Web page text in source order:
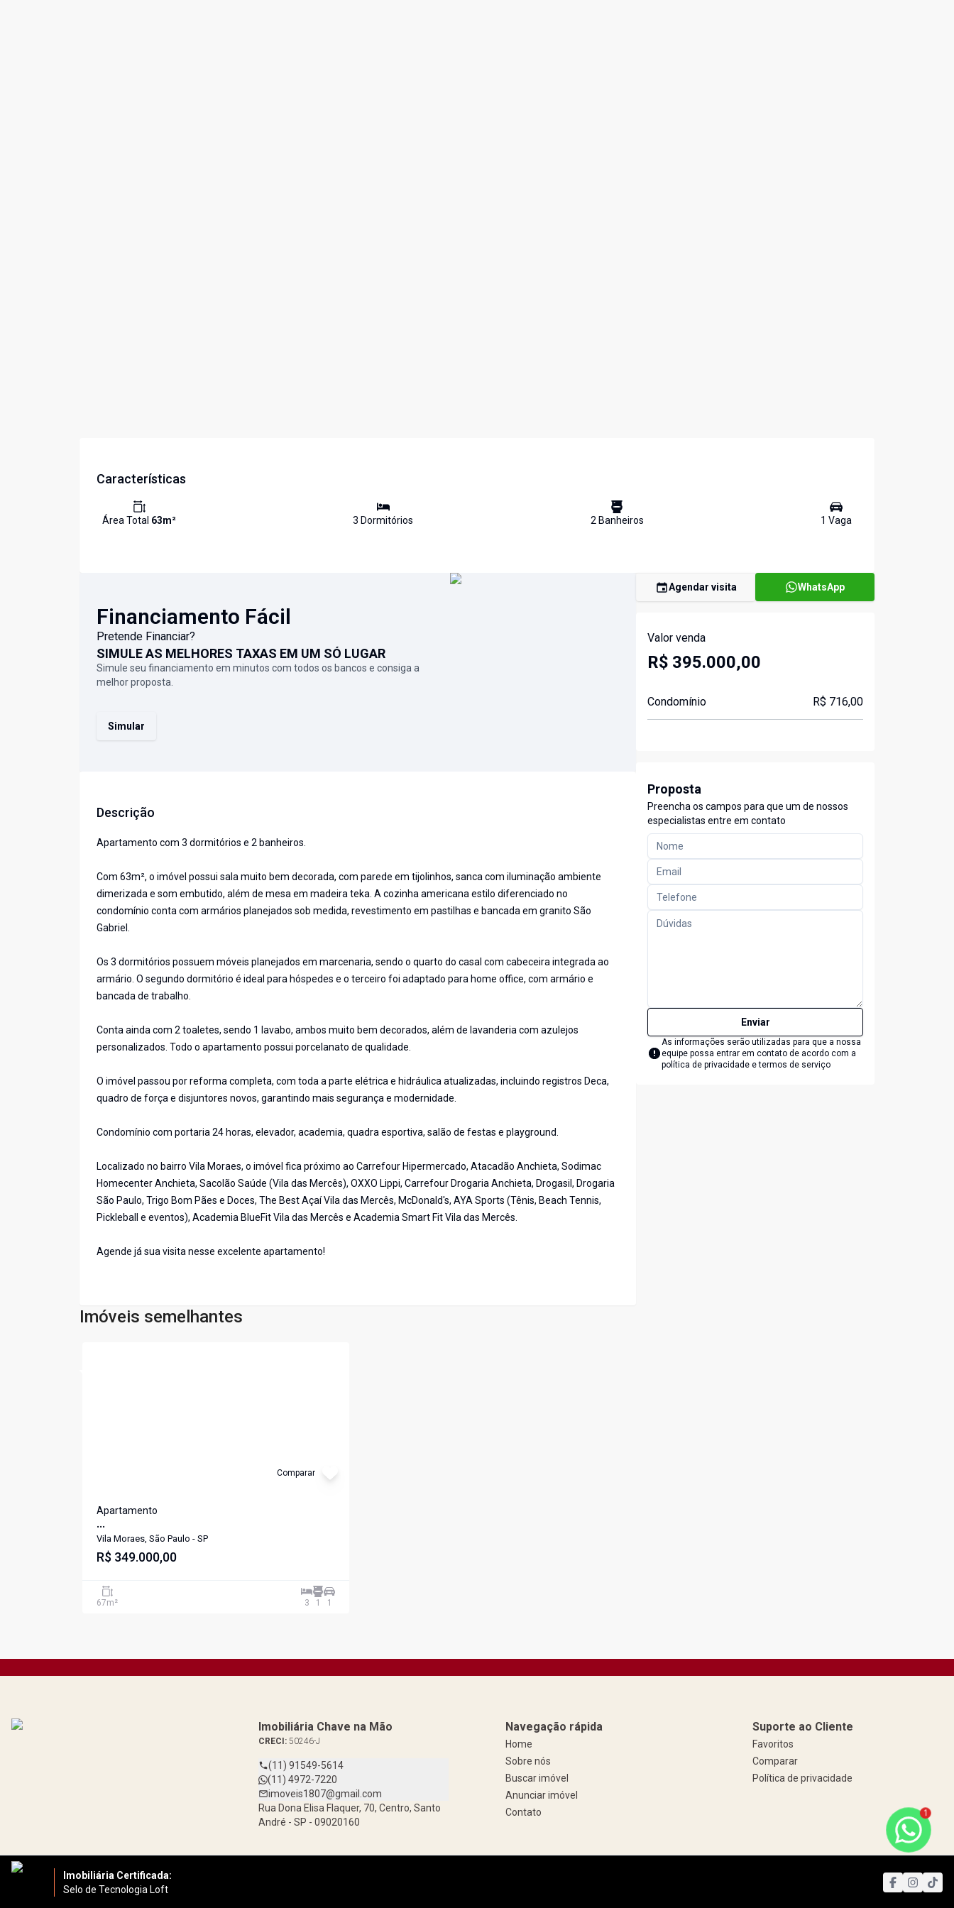
Características
Área Total 63m² 3 Dormitórios 2Banheiros 1 Vaga
Financiamento Fácil
Pretende Financiar?
SIMULE AS MELHORES TAXAS EM UM SÓ LUGAR
Simule seu financiamento em minutos com todos os bancos e consiga a
melhor proposta.
Simular
Descrição
Apartamento com 3 dormitórios e 2 banheiros.
Com 63m², o imóvel possui sala muito bem decorada, com parede em tijolinhos, sanca com iluminação ambiente
dimerizada e som embutido, além de mesa em madeira teka. A cozinha americana estilo diferenciado no
condomínio conta com armários planejados sob medida, revestimento em pastilhas e bancada em granito São
Gabriel.
Os 3 dormitórios possuem móveis planejados em marcenaria, sendo o quarto do casal com cabeceira integrada ao
armário. O segundo dormitório é ideal para hóspedes e o terceiro foi adaptado para home office, com armário e
bancada de trabalho.
Conta ainda com 2 toaletes, sendo 1 lavabo, ambos muito bem decorados, além de lavanderia com azulejos
personalizados. Todo o apartamento possui porcelanato de qualidade.
O imóvel passou por reforma completa, com toda a parte elétrica e hidráulica atualizadas, incluindo registros Deca,
quadro de força e disjuntores novos, garantindo mais segurança e modernidade.
Condomínio com portaria 24 horas, elevador, academia, quadra esportiva, salão de festas e playground.
Localizado no bairro Vila Moraes, o imóvel fica próximo ao Carrefour Hipermercado, Atacadão Anchieta, Sodimac
Homecenter Anchieta, Sacolão Saúde (Vila das Mercês), OXXO Lippi, Carrefour Drogaria Anchieta, Drogasil, Drogaria
São Paulo, Trigo Bom Pães e Doces, The Best Açaí Vila das Mercês, McDonald's, AYA Sports (Tênis, Beach Tennis,
Pickleball e eventos), Academia BlueFit Vila das Mercês e Academia Smart Fit Vila das Mercês.
Agende já sua visita nesse excelente apartamento!
Imóveis semelhantes
Comparar
Apartamento
...
Vila Moraes, São Paulo - SP
R$ 349.000,00
67m² 3 1 1
Agendar visita WhatsApp
Valor venda
R$ 395.000,00
Condomínio R$ 716,00
Proposta
Preencha os campos para que um de nossos
especialistas entre em contato
Enviar
As informações serão utilizadas para que a nossa
equipe possa entrar em contato de acordo com a
política de privacidade e termos de serviço
Imobiliária Chave na Mão
CRECI: 50246-J
(11) 91549-5614
(11) 4972-7220
imoveis1807@gmail.com
Rua Dona Elisa Flaquer, 70, Centro, Santo
André - SP - 09020160
Navegação rápida
Home
Sobre nós
Buscar imóvel
Anunciar imóvel
Contato
Suporte ao Cliente
Favoritos
Comparar
Política de privacidade
Imobiliária Certificada:
Selo de Tecnologia Loft
1